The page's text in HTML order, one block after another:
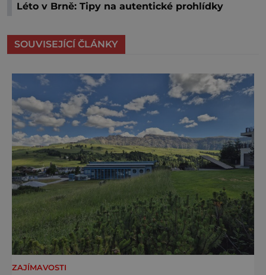
Léto v Brně: Tipy na autentické prohlídky
SOUVISEJÍCÍ ČLÁNKY
ZAJÍMAVOSTI